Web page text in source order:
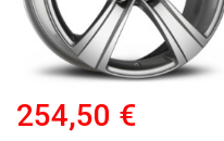
254,50 €